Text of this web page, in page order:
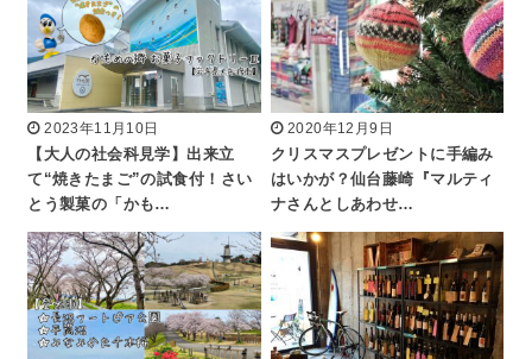
2023年11月10日
【大人の社会科見学】出来立
て“焼きたまご”の試食付！さい
とう製菓の「かも…
2020年12月9日
クリスマスプレゼントに手編み
はいかが？仙台藤崎『マルティ
ナさんとしあわせ…